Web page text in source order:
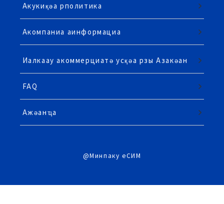
Акукиқәа рполитика
Акомпаниа аинформациа
Иалкаау акоммерциатә усқәа рзы Азакәан
FAQ
Ажәанҵа
@Минпаку еСИМ